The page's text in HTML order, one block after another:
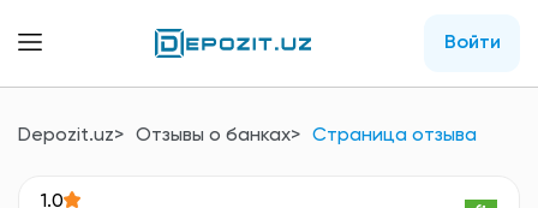
Войти
Depozit.uz Отзывы о банках Страница отзыва
1.0